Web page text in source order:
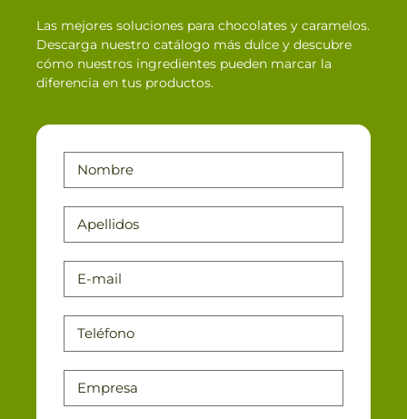
Las mejores soluciones para chocolates y caramelos.
Descarga nuestro catálogo más dulce y descubre
cómo nuestros ingredientes pueden marcar la
diferencia en tus productos.
Nombre
Apellidos
E-mail
Teléfono
Empresa